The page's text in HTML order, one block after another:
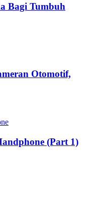
Bagi Tumbuh
Otomotif,
(Part 1)